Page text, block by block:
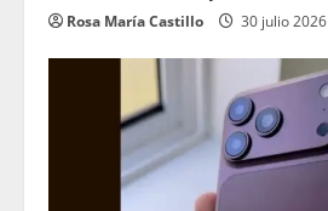
Rosa María Castillo 30 julio 2026